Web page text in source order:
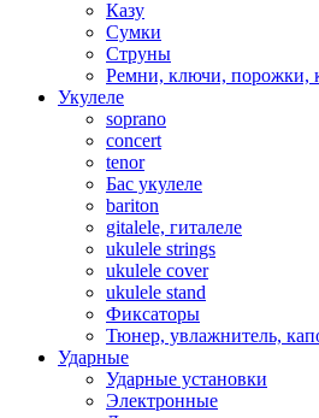
Казу
Сумки
Струны
Ремни, ключи, порожки,
Укулеле
soprano
concert
tenor
Бас укулеле
bariton
gitalele, гиталеле
ukulele strings
ukulele cover
ukulele stand
Фиксаторы
Тюнер, увлажнитель,
Ударные
Ударные установки
Электронные